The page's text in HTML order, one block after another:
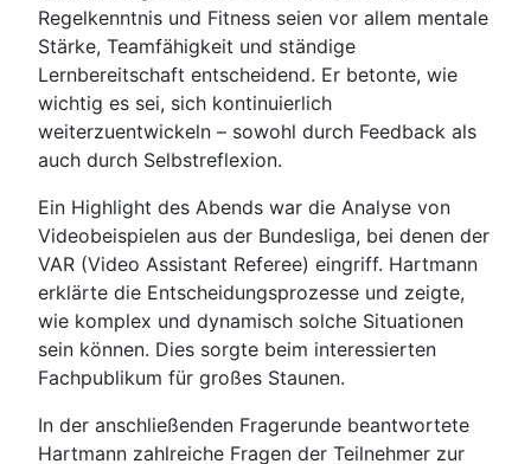
Regelkenntnis und Fitness seien vor allem mentale
Stärke, Teamfähigkeit und ständige
Lernbereitschaft entscheidend. Er betonte, wie
wichtig es sei, sich kontinuierlich
weiterzuentwickeln – sowohl durch Feedback als
auch durch Selbstreflexion.
Ein Highlight des Abends war die Analyse von
Videobeispielen aus der Bundesliga, bei denen der
VAR (Video Assistant Referee) eingriff. Hartmann
erklärte die Entscheidungsprozesse und zeigte,
wie komplex und dynamisch solche Situationen
sein können. Dies sorgte beim interessierten
Fachpublikum für großes Staunen.
In der anschließenden Fragerunde beantwortete
Hartmann zahlreiche Fragen der Teilnehmer zur